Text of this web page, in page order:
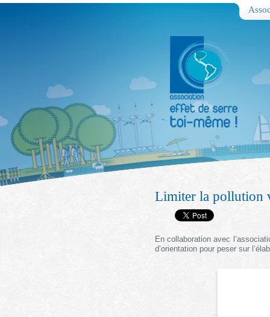
Limiter la pollution
En collaboration avec
d’orientation pour peser sur